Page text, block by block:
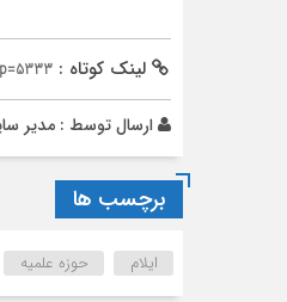
لینک کوتاه :
ارسال توسط : مدیر
برچسب ها
ایلام حوزه علمیه